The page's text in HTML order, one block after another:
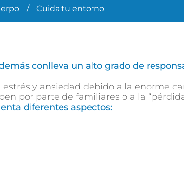
Cuida tu entorno
conlleva un alto grado de
y ansiedad debido a la enorme
por parte de familiares o a la
diferentes aspectos: